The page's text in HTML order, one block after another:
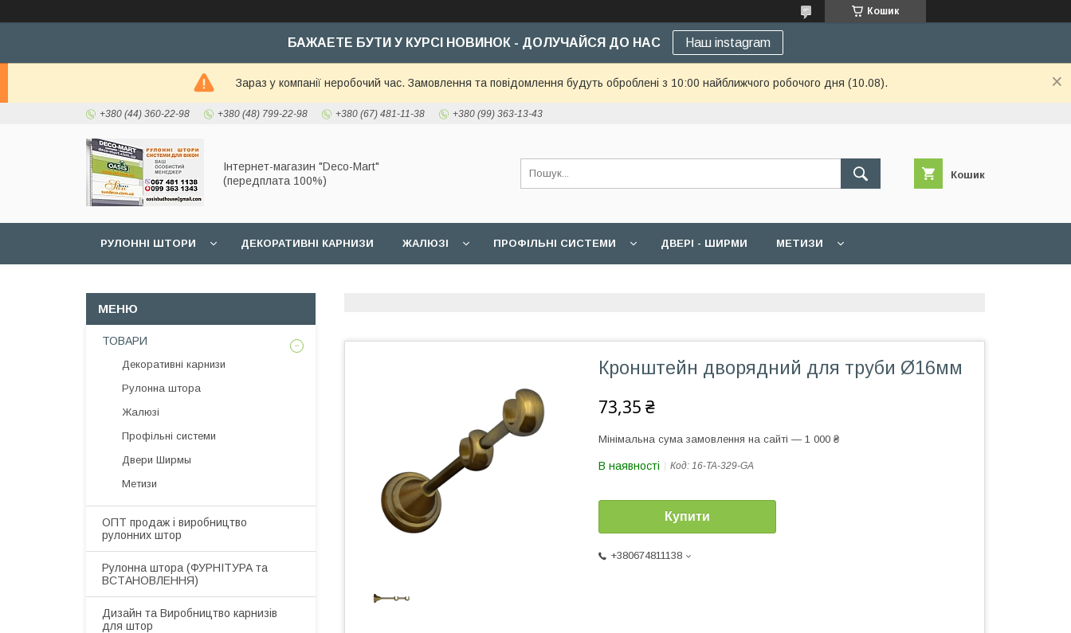
Кошик
БАЖАЕТЕ БУТИ У КУРСІ НОВИНОК - ДОЛУЧАЙСЯ ДО НАС Наш instagram
Зараз у компанії неробочий час. Замовлення та повідомлення будуть оброблені з 10:00 найближчого робочого дня (10.08).
+380 (44) 360-22-98 +380 (48) 799-22-98 +380 (67) 481-11-38 +380 (99) 363-13-43
Інтернет-магазин "Deco-Mart"
(передплата 100%)
Кошик
РУЛОННІ ШТОРИ ДЕКОРАТИВНІ КАРНИЗИ ЖАЛЮЗІ ПРОФІЛЬНІ СИСТЕМИ ДВЕРІ - ШИРМИ МЕТИЗИ
Кронштейн дворядний для труби Ø16мм
73,35 ₴
Мінімальна сума замовлення на сайті — 1 000 ₴
В наявності Код: 16-TA-329-GA
Купити
+380674811138
ТОВАРИ
Декоративні карнизи
Рулонна штора
Жалюзі
Профільні системи
Двери Ширмы
Метизи
ОПТ продаж і виробництво
рулонних штор
​Рулонна штора (ФУРНІТУРА та
ВСТАНОВЛЕННЯ)
Дизайн та Виробництво карнизів
для штор